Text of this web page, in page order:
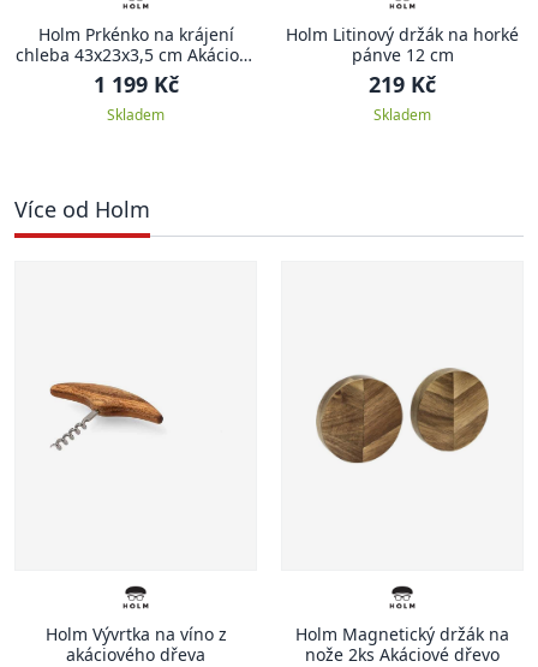
Holm Prkénko na krájení
chleba 43x23x3,5 cm Akáciové
dřevo
1 199 Kč
Skladem
Holm Litinový držák na horké
pánve 12 cm
219 Kč
Skladem
Více od Holm
Holm Vývrtka na víno z
akáciového dřeva
Holm Magnetický držák na
nože 2ks Akáciové dřevo